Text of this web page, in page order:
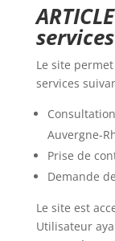
services
Le site
services
Auvergne-
Prise de
Demande
Le site est
Utilisateur